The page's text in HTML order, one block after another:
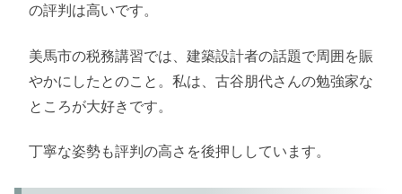
の評判は高いです。
美馬市の税務講習では、建築設計者の話題で周囲を賑
やかにしたとのこと。私は、古谷朋代さんの勉強家な
ところが大好きです。
丁寧な姿勢も評判の高さを後押ししています。